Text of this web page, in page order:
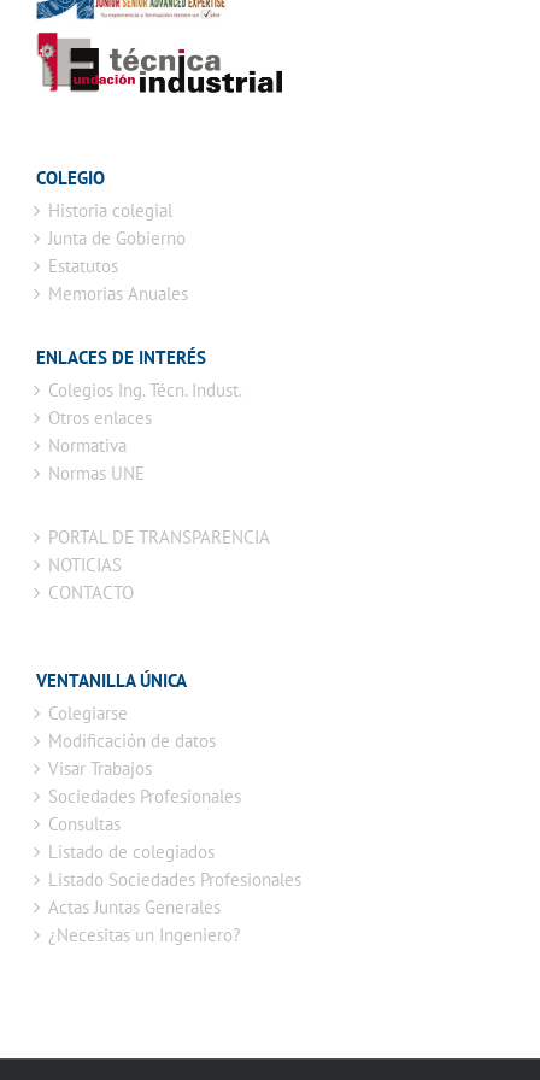
COLEGIO
Historia colegial
Junta de Gobierno
Estatutos
Memorias Anuales
ENLACES DE INTERÉS
Colegios Ing. Técn. Indust.
Otros enlaces
Normativa
Normas UNE
PORTAL DE TRANSPARENCIA
NOTICIAS
CONTACTO
VENTANILLA ÚNICA
Colegiarse
Modificación de datos
Visar Trabajos
Sociedades Profesionales
Consultas
Listado de colegiados
Listado Sociedades Profesionales
Actas Juntas Generales
¿Necesitas un Ingeniero?